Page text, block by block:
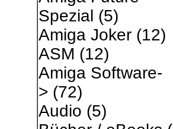
Spezial (5)
Amiga Joker(12)
ASM (12)
Amiga Software-
> (72)
Audio (5)